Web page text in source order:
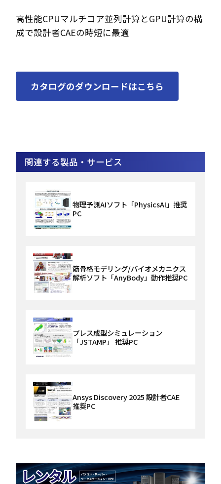
高性能CPUマルチコア並列計算とGPU計算の構
成で設計者CAEの時短に最適
カタログのダウンロードはこちら
関連する製品・サービス
物理予測AIソフト「PhysicsAI」推奨
PC
筋骨格モデリング/バイオメカニクス
解析ソフト「AnyBody」動作推奨PC
プレス成型シミュレーション
「JSTAMP」 推奨PC
Ansys Discovery 2025 設計者CAE
推奨PC